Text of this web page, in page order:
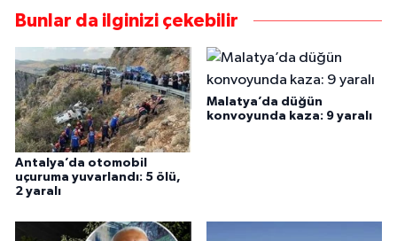
Bunlar da ilginizi çekebilir
Antalya’da otomobil
uçuruma yuvarlandı: 5 ölü,
2 yaralı
Malatya’da düğün
konvoyunda kaza: 9 yaralı